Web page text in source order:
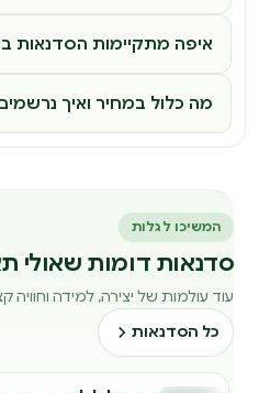
איפה מתקיימות הסדנאות
מה כלול במחיר ואיך
המשיכו לגלות
סדנאות דומות שאולי
עוד עולמות של יצירה, למידה
כל הסדנאות